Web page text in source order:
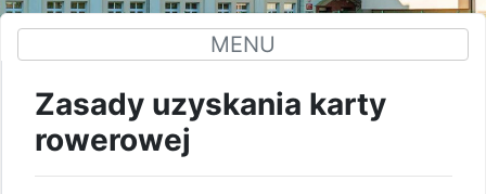
MENU
Zasady uzyskania karty
rowerowej